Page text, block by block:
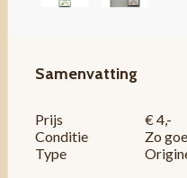
Samenvatting
Prijs
€ 4,-
Conditie
Zo
Type